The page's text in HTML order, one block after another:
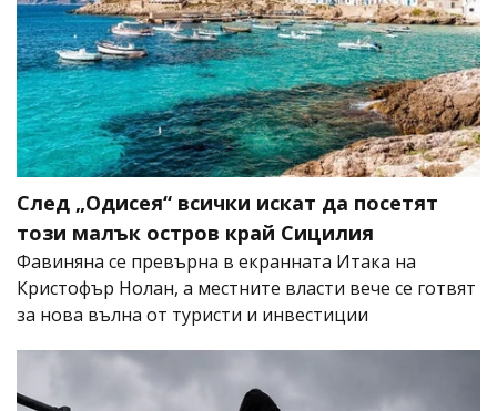
След „Одисея“ всички искат да посетят
този малък остров край Сицилия
Фавиняна се превърна в екранната Итака на
Кристофър Нолан, а местните власти вече се готвят
за нова вълна от туристи и инвестиции